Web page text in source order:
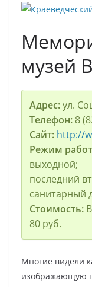
музей
Адрес:ул.
Телефон:8
Сайт: http://
Режим
выходной;
последний
санитарный
Стоимость:
80 руб.
Многие видели
изображающую